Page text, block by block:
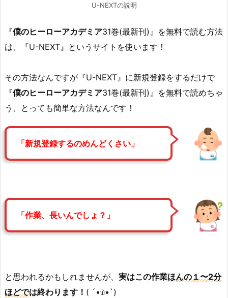
U-NEXTの説明
『僕のヒーローアカデミア31巻(最新刊)』を無料で読む方法
は、『U-NEXT』というサイトを使います！
その方法なんですが『U-NEXT』に新規登録をするだけで
『僕のヒーローアカデミア31巻(最新刊)』を無料で読めちゃ
う、とっても簡単な方法なんです！
「新規登録するのめんどくさい」
「作業、長いんでしょ？」
と思われるかもしれませんが、 実はこの作業ほんの１〜2分
ほどでは終わります！ ( ´•௰•`)